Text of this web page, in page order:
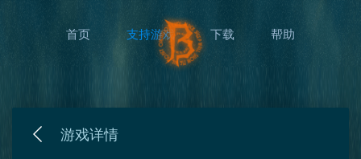
首页 支持游戏 下载 帮助
游戏详情